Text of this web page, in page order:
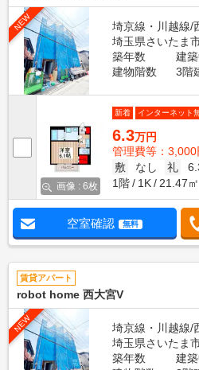
NEW
埼京線・川越線/
埼玉県さいたま
築年数
建
建物階数
3階
画像 : 6枚
新着 インターネット
6.3万円
管理費等：3,000
敷
なし 礼
1階
1K 21.47㎡
空室確認 無料
賃貸アパート
robot home 西大宮V
NEW
埼京線・川越線/
埼玉県さいたま
築年数
建